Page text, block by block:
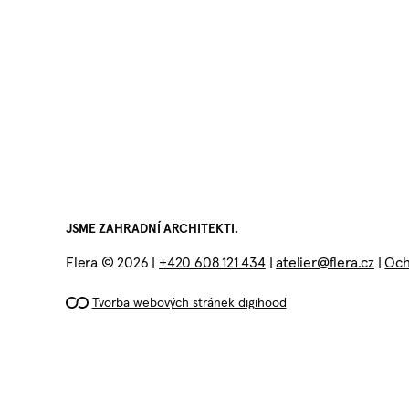
JSME ZAHRADNÍ ARCHITEKTI.
Flera © 2026 | +420 608 121 434|atelier@flera.cz |
Tvorba webových stránek digihood